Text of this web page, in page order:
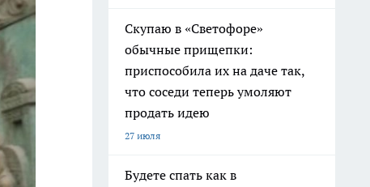
Скупаю в «Светофоре»
обычные прищепки:
приспособила их на даче так,
что соседи теперь умоляют
продать идею
27 июля
Будете спать как в